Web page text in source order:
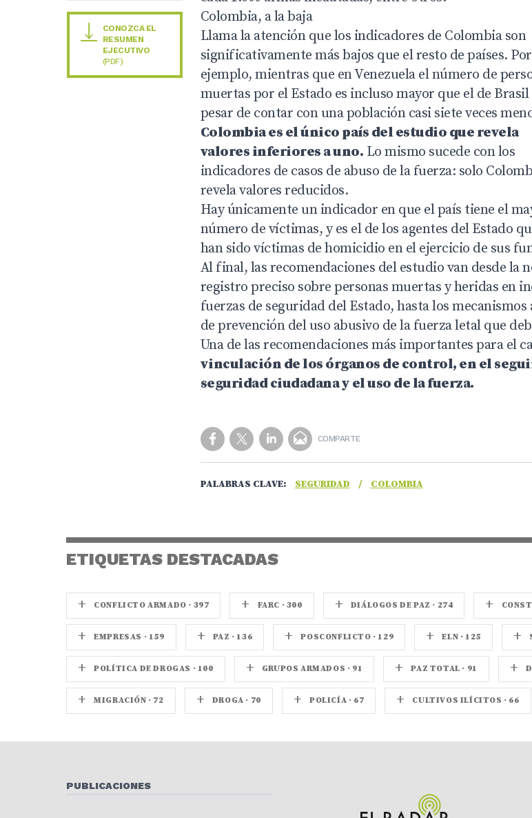
CONOZCA EL
RESUMEN
EJECUTIVO
(PDF)
Colombia, a la baja
Llama la atención que los indicadores de Colombia son
significativamente más bajos que el resto de países. Por
ejemplo, mientras que en Venezuela el número de
muertas por el Estado es incluso mayor que el de
pesar de contar con una población casi siete veces
Colombia es el único país del estudio que revela
valores inferiores a uno. Lo mismo sucede con los
indicadores de casos de abuso de la fuerza: solo
revela valores reducidos.
Hay únicamente un indicador en que el país tiene el
número de víctimas, y es el de los agentes del Estado
han sido víctimas de homicidio en el ejercicio de sus
Al final, las recomendaciones del estudio van desde la
registro preciso sobre personas muertas y heridas en
fuerzas de seguridad del Estado, hasta los
de prevención del uso abusivo de la fuerza letal que
Una de las recomendaciones más importantes para el
vinculación de los órganos de control, en el
seguridad ciudadana y el uso de la fuerza.
COMPARTE
PALABRAS CLAVE: SEGURIDAD / COLOMBIA
ETIQUETAS DESTACADAS
+ CONFLICTO ARMADO · 397 + FARC · 300 + DIÁLOGOS DE PAZ · 274 +
+ EMPRESAS · 159 + PAZ · 136 + POSCONFLICTO · 129 + ELN · 125 +
+ POLÍTICA DE DROGAS · 100 + GRUPOS ARMADOS · 91 + PAZ TOTAL · 91 +
+ MIGRACIÓN · 72 + DROGA · 70 + POLICÍA · 67 + CULTIVOS ILÍCITOS · 66
PUBLICACIONES